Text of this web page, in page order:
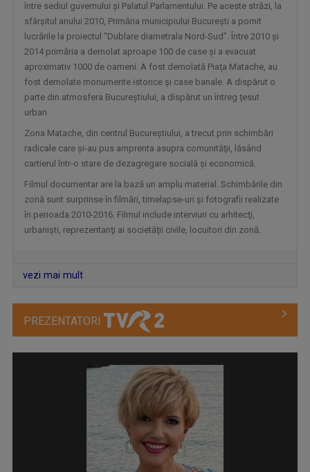
TONOMATUL DP2
În fiecare seară de luni până joi, Studioul ...
PUTERNICI, ÎMPREUNĂ
Oameni obişnuiţi şi personalităţi publice care ...
Paul Surugiu-Fuego prezintă un show ...
între sediul guvernului şi Palatul Parlamentului. Pe aceste străzi, la
sfârşitul anului 2010, Primăria municipiului Bucureşti a pornit
lucrările la proiectul “Dublare diametrala Nord-Sud”. Între 2010 şi
2014 primăria a demolat aproape 100 de case şi a evacuat
aproximativ 1000 de oameni. A fost demolată Piaţa Matache, au
fost demolate monumente istorice şi case banale. A dispărut o
parte din atmosfera Bucureştiului, a dispărut un întreg ţesut
urban.
Zona Matache, din centrul Bucureştiului, a trecut prin schimbări
radicale care şi-au pus amprenta asupra comunităţii, lăsând
cartierul într-o stare de dezagregare socială şi economică.
Filmul documentar are la bază un amplu material. Schimbările din
zonă sunt surprinse în filmări, timelapse-uri şi fotografii realizate
în perioada 2010-2016. Filmul include interviuri cu arhitecţi,
urbanişti, reprezentanţi ai societăţii civile, locuitori din zonă.
vezi mai mult
PREZENTATORI